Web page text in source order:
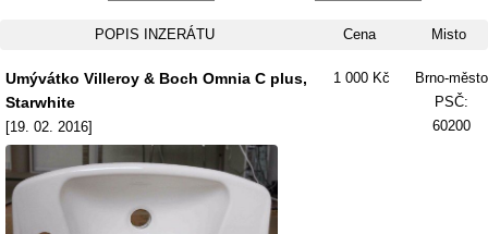
POPIS INZERÁTU Cena Misto
Umývátko Villeroy & Boch Omnia C plus,
Starwhite
[19. 02. 2016]
1 000 Kč
Brno-město
PSČ:
60200